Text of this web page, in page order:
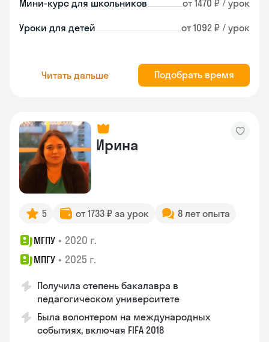
Мини-курс для школьников от 1470 ₽ / урок
Уроки для детей от 1092 ₽ / урок
Читать дальше Подобрать время
Ирина
5 от 1733 ₽ за урок 8 лет опыта
МГПУ • 2020 г.
МПГУ • 2025 г.
Получила степень бакалавра в
педагогическом университете
Была волонтером на международных
событиях, включая FIFA 2018